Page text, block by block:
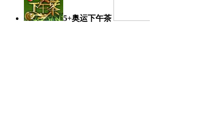
5+奥运下午茶